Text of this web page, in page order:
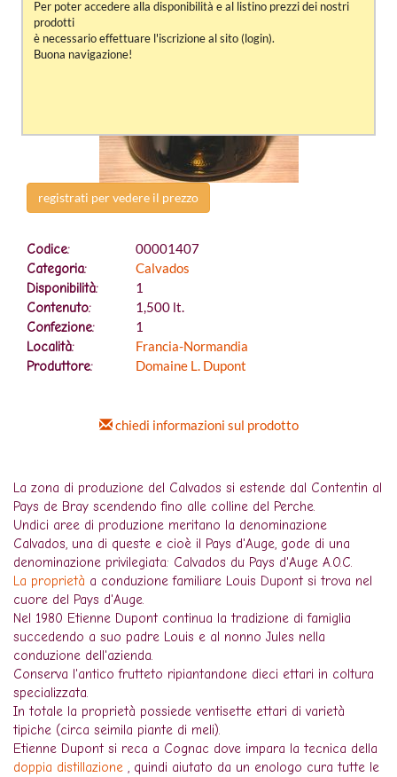
registrati per vedere il prezzo
Codice:
00001407
Categoria:
Calvados
Disponibilità:
1
Contenuto:
1,500 lt.
Confezione:
1
Località:
Francia-Normandia
Produttore:
Domaine L. Dupont
chiedi informazioni sul prodotto
La zona di produzione del Calvados si estende dal Contentin al
Pays de Bray scendendo fino alle colline del Perche.
Undici aree di produzione meritano la denominazione
Calvados, una di queste e cioè il Pays d'Auge, gode di una
denominazione privilegiata: Calvados du Pays d'Auge A.O.C.
La proprietà a conduzione familiare Louis Dupont si trova nel
cuore del Pays d'Auge.
Nel 1980 Etienne Dupont continua la tradizione di famiglia
succedendo a suo padre Louis e al nonno Jules nella
conduzione dell'azienda.
Conserva l'antico frutteto ripiantandone dieci ettari in coltura
specializzata.
In totale la proprietà possiede ventisette ettari di varietà
tipiche (circa seimila piante di meli).
Etienne Dupont si reca a Cognac dove impara la tecnica della
doppia distillazione , quindi aiutato da un enologo cura tutte le
Per poter accedere alla disponibilità e al listino prezzi dei nostri
prodotti
è necessario effettuare l'iscrizione al sito (login).
Buona navigazione!